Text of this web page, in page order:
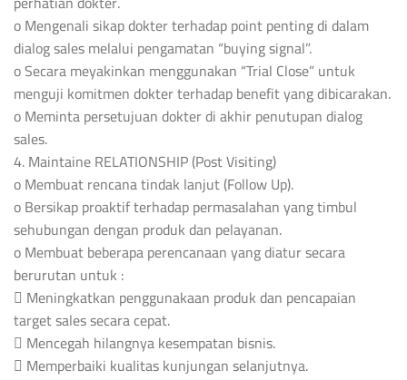
o Mengenali sikap dokter terhadap point penting di dalam
dialog sales melalui pengamatan “buying signal”.
o Secara meyakinkan menggunakan “Trial Close” untuk
menguji komitmen dokter terhadap benefit yang dibicarakan.
o Meminta persetujuan dokter di akhir penutupan dialog
sales.
4. Maintaine RELATIONSHIP (Post Visiting)
o Membuat rencana tindak lanjut (Follow Up).
o Bersikap proaktif terhadap permasalahan yang timbul
sehubungan dengan produk dan pelayanan.
o Membuat beberapa perencanaan yang diatur secara
berurutan untuk :
 Meningkatkan penggunakaan produk dan pencapaian
target sales secara cepat.
 Mencegah hilangnya kesempatan bisnis.
 Memperbaiki kualitas kunjungan selanjutnya.